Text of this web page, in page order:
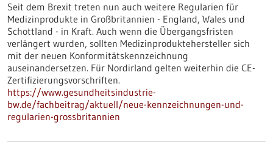
Seit dem Brexit treten nun auch weitere Regularien für
Medizinprodukte in Großbritannien - England, Wales und
Schottland - in Kraft. Auch wenn die Übergangsfristen
verlängert wurden, sollten Medizinproduktehersteller sich
mit der neuen Konformitätskennzeichnung
auseinandersetzen. Für Nordirland gelten weiterhin die CE-
Zertifizierungsvorschriften.
https://www.gesundheitsindustrie-
bw.de/fachbeitrag/aktuell/neue-kennzeichnungen-und-
regularien-grossbritannien